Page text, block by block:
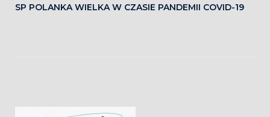
SP POLANKA WIELKA W CZASIE PANDEMII COVID-19